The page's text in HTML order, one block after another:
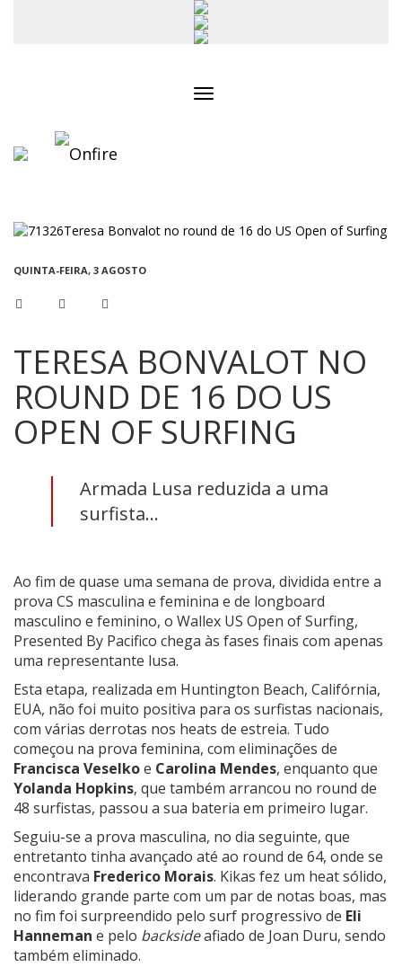
QUINTA-FEIRA, 3 AGOSTO
TERESA BONVALOT NO
ROUND DE 16 DO US
OPEN OF SURFING
Armada Lusa reduzida a uma
surfista...
Ao fim de quase uma semana de prova, dividida entre a
prova CS masculina e feminina e de longboard
masculino e feminino, o Wallex US Open of Surfing,
Presented By Pacifico chega às fases finais com apenas
uma representante lusa.
Esta etapa, realizada em Huntington Beach, Califórnia,
EUA, não foi muito positiva para os surfistas nacionais,
com várias derrotas nos heats de estreia. Tudo
começou na prova feminina, com eliminações de
Francisca Veselkoe Carolina Mendes, enquanto que
Yolanda Hopkins, que também arrancou no round de
48 surfistas, passou a sua bateria em primeiro lugar.
Seguiu-se a prova masculina, no dia seguinte, que
entretanto tinha avançado até ao round de 64, onde se
encontrava Frederico Morais. Kikas fez um heat sólido,
liderando grande parte com um par de notas boas, mas
no fim foi surpreendido pelo surf progressivo de Eli
Hanneman e pelo backsideafiado de Joan Duru, sendo
também eliminado.